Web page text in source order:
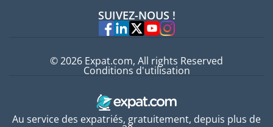
Experts
SUIVEZ-NOUS !
Au service des expatriés, gratuitement, depuis plus de
© 2026 Expat.com, All rights Reserved
Conditions d'utilisation